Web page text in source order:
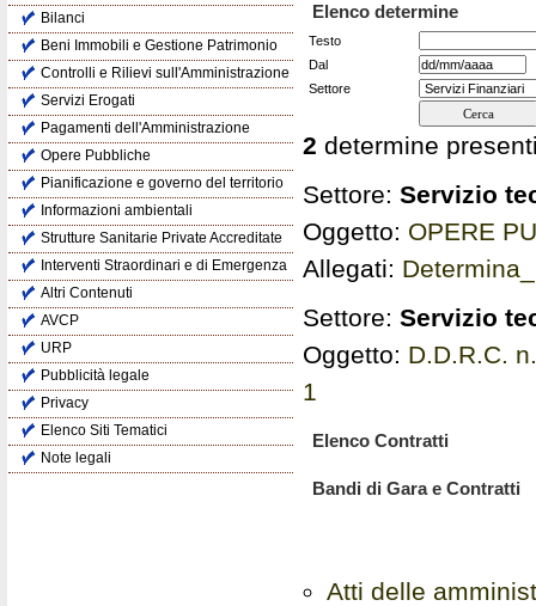
Elenco determine
Testo
Dal
Settore
2 determine
Settore: Servizio
Oggetto: OPERE
Allegati:
Settore: Servizio
Oggetto: D.D.R.C.
1
Elenco Contratti
Bandi di Gara e Contratti
Atti delle
Bilanci
Beni Immobili e Gestione Patrimonio
Controlli e Rilievi sull'Amministrazione
Servizi Erogati
Pagamenti dell'Amministrazione
Opere Pubbliche
Pianificazione e governo del territorio
Informazioni ambientali
Strutture Sanitarie Private Accreditate
Interventi Straordinari e di Emergenza
Altri Contenuti
AVCP
URP
Pubblicità legale
Privacy
Elenco Siti Tematici
Note legali